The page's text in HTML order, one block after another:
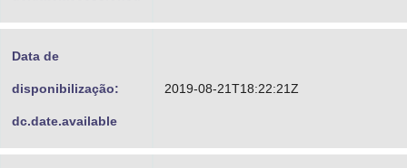
Data de
disponibilização:
dc.date.available
2019-08-21T18:22:21Z